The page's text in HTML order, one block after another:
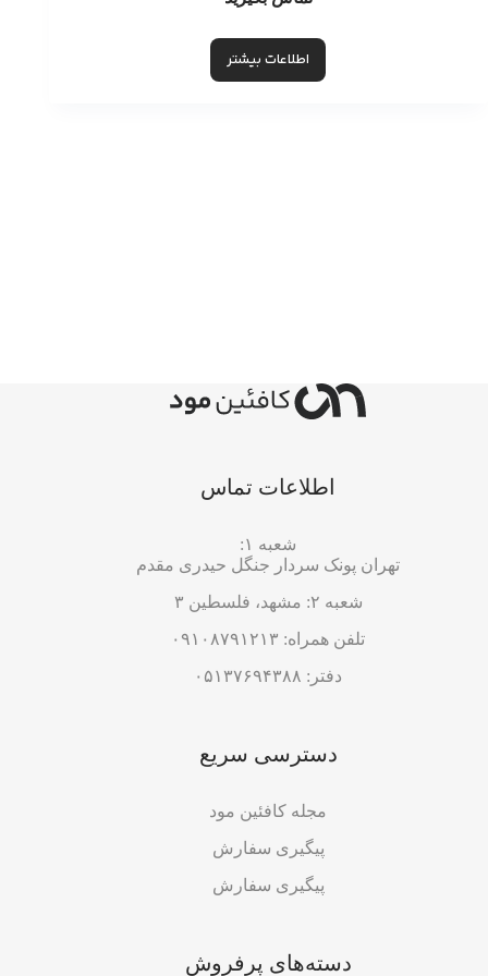
اطلاعات بیشتر
اطلاعات تماس
شعبه ۱:
تهران پونک سردار جنگل حیدری مقدم
شعبه ۲: مشهد، فلسطین ۳
تلفن همراه: ۰۹۱۰۸۷۹۱۲۱۳
دفتر: ۰۵۱۳۷۶۹۴۳۸۸
دسترسی سریع
مجله کافئین مود
پیگیری سفارش
پیگیری سفارش
دسته‌های پرفروش